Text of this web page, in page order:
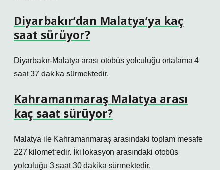
Diyarbakır’dan Malatya’ya kaç
saat sürüyor?
Diyarbakır-Malatya arası otobüs yolculuğu ortalama 4
saat 37 dakika sürmektedir.
Kahramanmaraş Malatya arası
kaç saat sürüyor?
Malatya ile Kahramanmaraş arasındaki toplam mesafe
227 kilometredir. İki lokasyon arasındaki otobüs
yolculuğu 3 saat 30 dakika sürmektedir.